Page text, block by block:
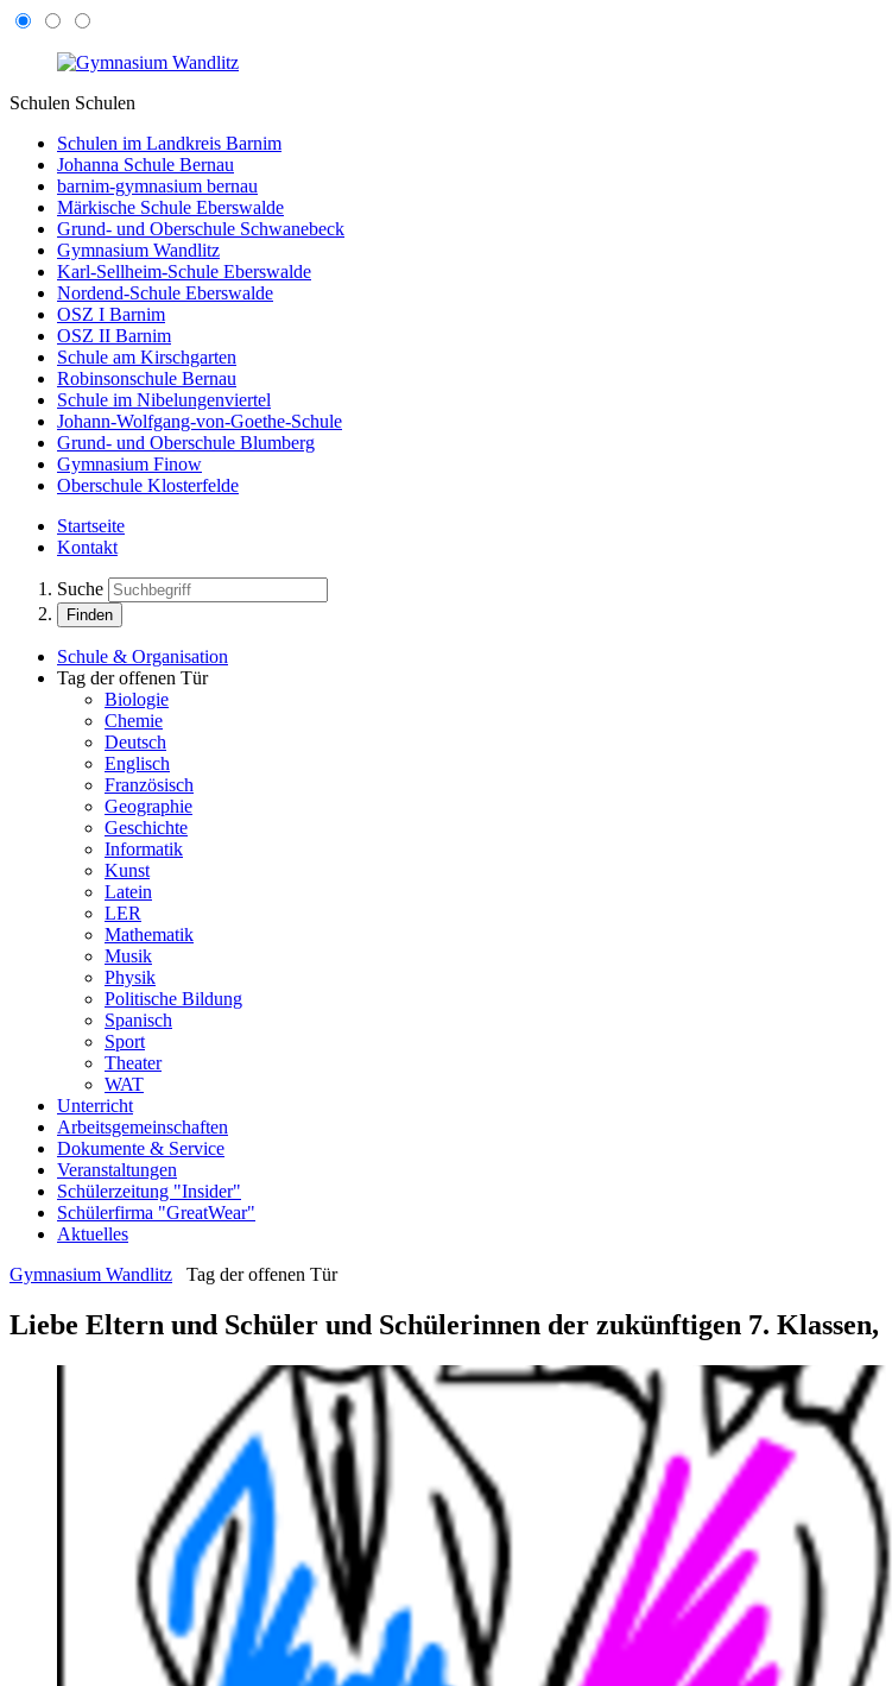
Schulen Schulen
Schulen im Landkreis Barnim
Johanna Schule Bernau
barnim-gymnasium bernau
Märkische Schule Eberswalde
Grund- und Oberschule Schwanebeck
Gymnasium Wandlitz
Karl-Sellheim-Schule Eberswalde
Nordend-Schule Eberswalde
OSZ I Barnim
OSZ II Barnim
Schule am Kirschgarten
Robinsonschule Bernau
Schule im Nibelungenviertel
Johann-Wolfgang-von-Goethe-Schule
Grund- und Oberschule Blumberg
Gymnasium Finow
Oberschule Klosterfelde
Startseite
Kontakt
Suche
Finden
Schule & Organisation
Tag der offenen Tür
Biologie
Chemie
Deutsch
Englisch
Französisch
Geographie
Geschichte
Informatik
Kunst
Latein
LER
Mathematik
Musik
Physik
Politische Bildung
Spanisch
Sport
Theater
WAT
Unterricht
Arbeitsgemeinschaften
Dokumente & Service
Veranstaltungen
Schülerzeitung "Insider"
Schülerfirma "GreatWear"
Aktuelles
Gymnasium Wandlitz
Tag der offenen Tür
Liebe Eltern und Schüler und Schülerinnen der zukünftigen 7. Klassen,